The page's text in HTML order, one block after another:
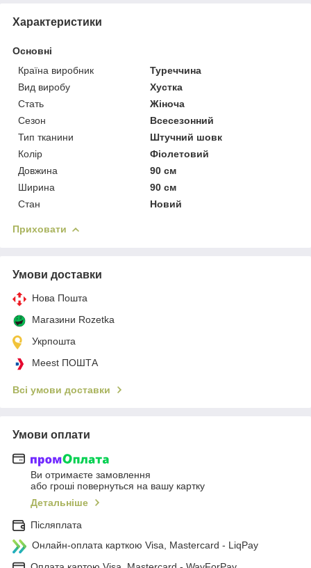
Характеристики
Основні
Країна виробник
Туреччина
Вид виробу
Хустка
Стать
Жіноча
Сезон
Всесезонний
Тип тканини
Штучний шовк
Колір
Фіолетовий
Довжина
90 см
Ширина
90 см
Стан
Новий
Приховати
Умови доставки
Нова Пошта
Магазини Rozetka
Укрпошта
Meest ПОШТА
Всі умови доставки
Умови оплати
Ви отримаєте замовлення
або гроші повернуться на вашу картку
Детальніше
Післяплата
Онлайн-оплата карткою Visa, Mastercard - LiqPay